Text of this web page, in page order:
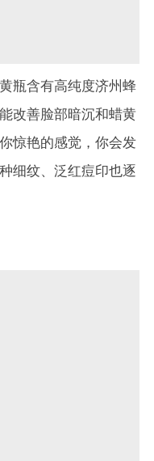
瓶含有高纯度济州蜂
改善脸部暗沉和蜡黄
惊艳的感觉，你会发
细纹、泛红痘印也逐